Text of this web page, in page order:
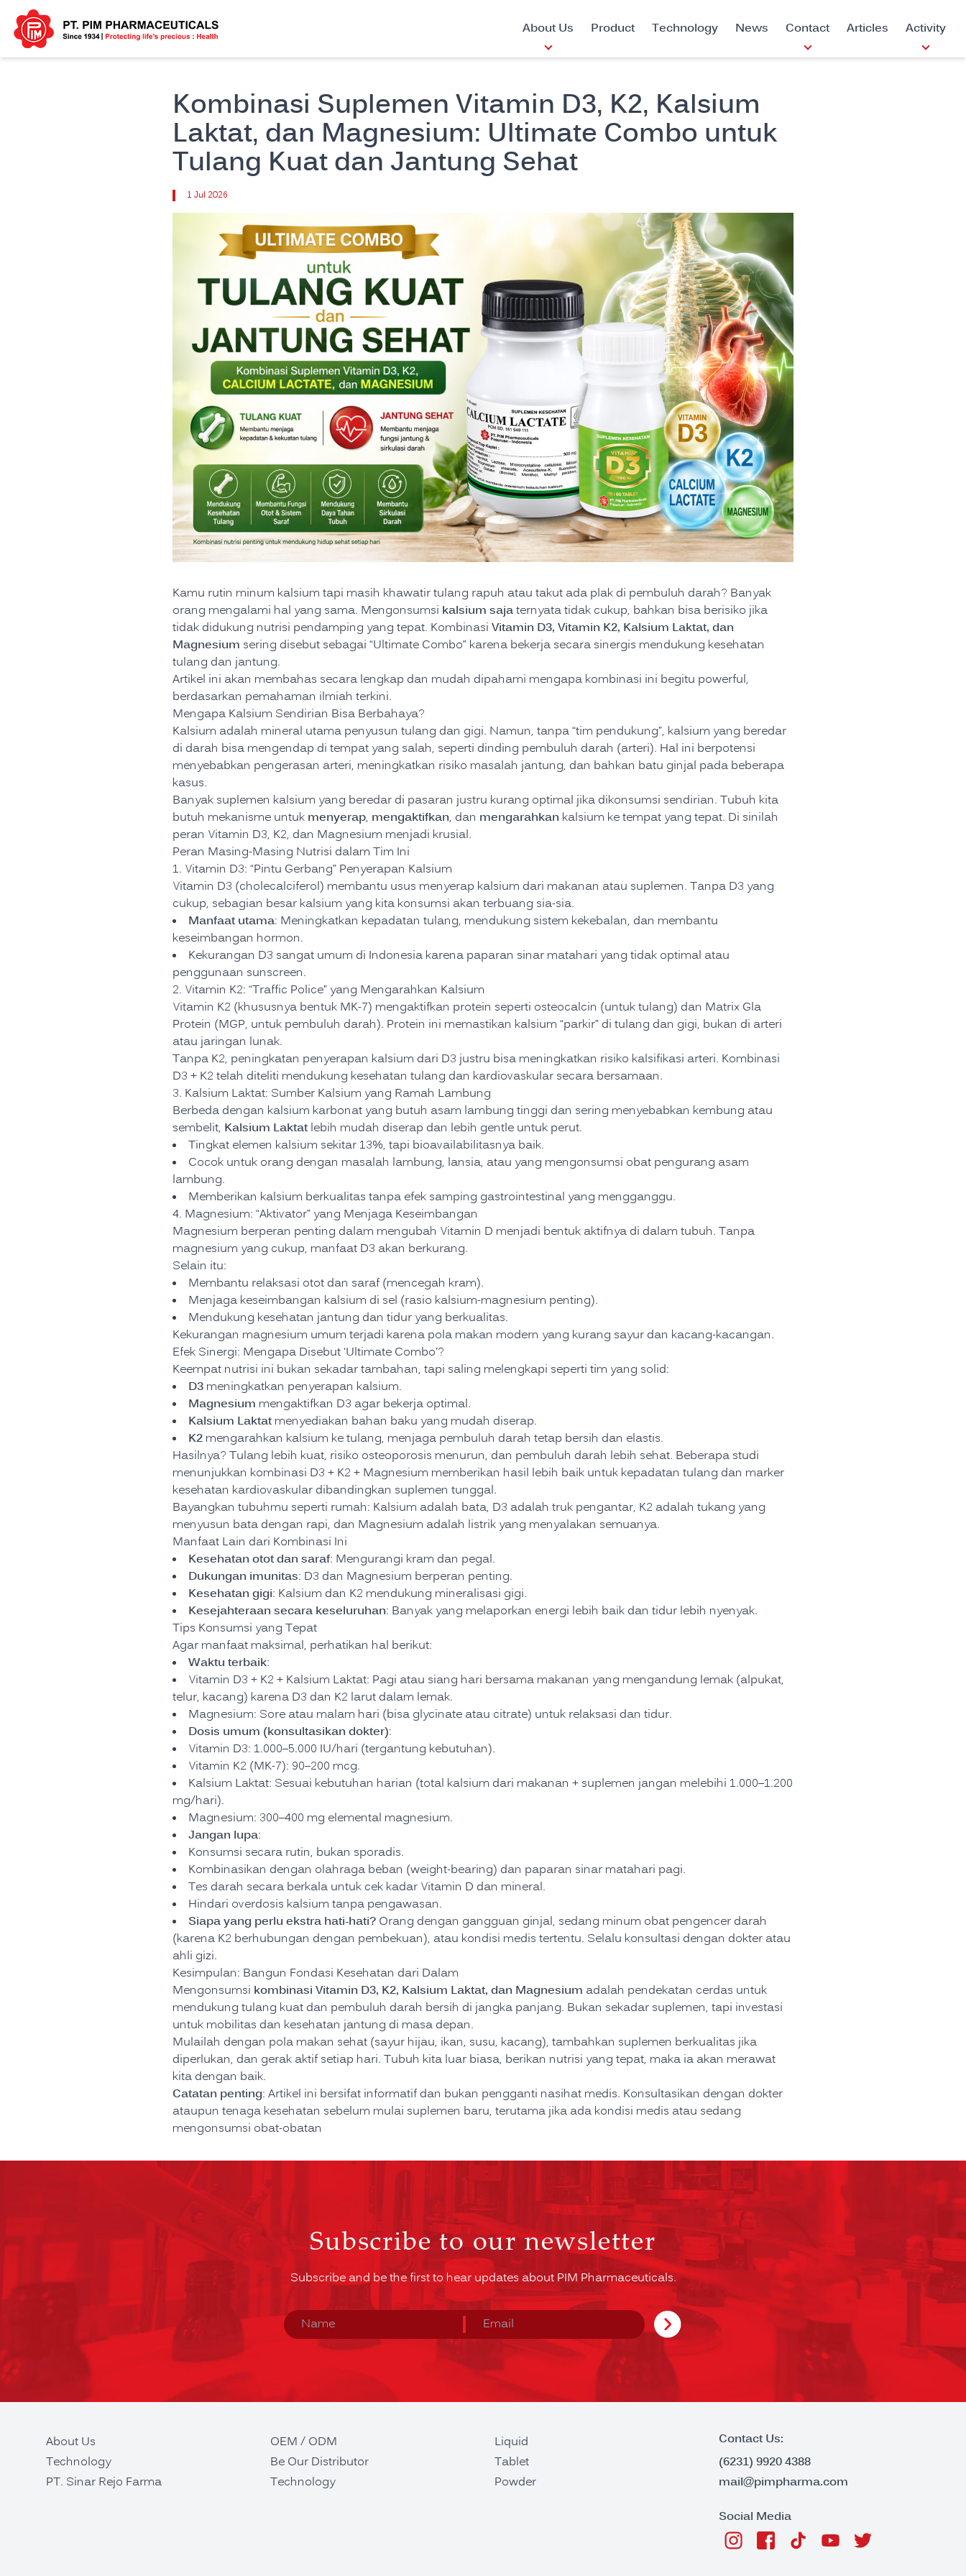
About Us Product Technology News Contact Articles Activity
Kombinasi Suplemen Vitamin D3, K2, Kalsium
Laktat, dan Magnesium: Ultimate Combo untuk
Tulang Kuat dan Jantung Sehat
1 Jul 2026
Kamu rutin minum kalsium tapi masih khawatir tulang rapuh atau takut ada plak di pembuluh darah? Banyak
orang mengalami hal yang sama. Mengonsumsi kalsium sajaternyata tidak cukup, bahkan bisa berisiko jika
tidak didukung nutrisi pendamping yang tepat. Kombinasi Vitamin D3, Vitamin K2, Kalsium Laktat, dan
Magnesium sering disebut sebagai “Ultimate Combo” karena bekerja secara sinergis mendukung kesehatan
tulang dan jantung.
Artikel ini akan membahas secara lengkap dan mudah dipahami mengapa kombinasi ini begitu powerful,
berdasarkan pemahaman ilmiah terkini.
Mengapa Kalsium Sendirian Bisa Berbahaya?
Kalsium adalah mineral utama penyusun tulang dan gigi. Namun, tanpa “tim pendukung”, kalsium yang beredar
di darah bisa mengendap di tempat yang salah, seperti dinding pembuluh darah (arteri). Hal ini berpotensi
menyebabkan pengerasan arteri, meningkatkan risiko masalah jantung, dan bahkan batu ginjal pada beberapa
kasus.
Banyak suplemen kalsium yang beredar di pasaran justru kurang optimal jika dikonsumsi sendirian. Tubuh kita
butuh mekanisme untuk menyerap, mengaktifkan, dan mengarahkan kalsium ke tempat yang tepat. Di sinilah
peran Vitamin D3, K2, dan Magnesium menjadi krusial.
Peran Masing-Masing Nutrisi dalam Tim Ini
1. Vitamin D3: “Pintu Gerbang” Penyerapan Kalsium
Vitamin D3 (cholecalciferol) membantu usus menyerap kalsium dari makanan atau suplemen. Tanpa D3 yang
cukup, sebagian besar kalsium yang kita konsumsi akan terbuang sia-sia.
Manfaat utama: Meningkatkan kepadatan tulang, mendukung sistem kekebalan, dan membantu
keseimbangan hormon.
Kekurangan D3 sangat umum di Indonesia karena paparan sinar matahari yang tidak optimal atau
penggunaan sunscreen.
2. Vitamin K2: “Traffic Police” yang Mengarahkan Kalsium
Vitamin K2 (khususnya bentuk MK-7) mengaktifkan protein seperti osteocalcin (untuk tulang) dan Matrix Gla
Protein (MGP, untuk pembuluh darah). Protein ini memastikan kalsium “parkir” di tulang dan gigi, bukan di arteri
atau jaringan lunak.
Tanpa K2, peningkatan penyerapan kalsium dari D3 justru bisa meningkatkan risiko kalsifikasi arteri. Kombinasi
D3 + K2 telah diteliti mendukung kesehatan tulang dan kardiovaskular secara bersamaan.
3. Kalsium Laktat: Sumber Kalsium yang Ramah Lambung
Berbeda dengan kalsium karbonat yang butuh asam lambung tinggi dan sering menyebabkan kembung atau
sembelit, Kalsium Laktat lebih mudah diserap dan lebih gentle untuk perut.
Tingkat elemen kalsium sekitar 13%, tapi bioavailabilitasnya baik.
Cocok untuk orang dengan masalah lambung, lansia, atau yang mengonsumsi obat pengurang asam
lambung.
Memberikan kalsium berkualitas tanpa efek samping gastrointestinal yang mengganggu.
4. Magnesium: “Aktivator” yang Menjaga Keseimbangan
Magnesium berperan penting dalam mengubah Vitamin D menjadi bentuk aktifnya di dalam tubuh. Tanpa
magnesium yang cukup, manfaat D3 akan berkurang.
Selain itu:
Membantu relaksasi otot dan saraf (mencegah kram).
Menjaga keseimbangan kalsium di sel (rasio kalsium-magnesium penting).
Mendukung kesehatan jantung dan tidur yang berkualitas.
Kekurangan magnesium umum terjadi karena pola makan modern yang kurang sayur dan kacang-kacangan.
Efek Sinergi: Mengapa Disebut ‘Ultimate Combo’?
Keempat nutrisi ini bukan sekadar tambahan, tapi saling melengkapi seperti tim yang solid:
D3 meningkatkan penyerapan kalsium.
Magnesium mengaktifkan D3 agar bekerja optimal.
Kalsium Laktat menyediakan bahan baku yang mudah diserap.
K2 mengarahkan kalsium ke tulang, menjaga pembuluh darah tetap bersih dan elastis.
Hasilnya? Tulang lebih kuat, risiko osteoporosis menurun, dan pembuluh darah lebih sehat. Beberapa studi
menunjukkan kombinasi D3 + K2 + Magnesium memberikan hasil lebih baik untuk kepadatan tulang dan marker
kesehatan kardiovaskular dibandingkan suplemen tunggal.
Bayangkan tubuhmu seperti rumah: Kalsium adalah bata, D3 adalah truk pengantar, K2 adalah tukang yang
menyusun bata dengan rapi, dan Magnesium adalah listrik yang menyalakan semuanya.
Manfaat Lain dari Kombinasi Ini
Kesehatan otot dan saraf: Mengurangi kram dan pegal.
Dukungan imunitas: D3 dan Magnesium berperan penting.
Kesehatan gigi: Kalsium dan K2 mendukung mineralisasi gigi.
Kesejahteraan secara keseluruhan: Banyak yang melaporkan energi lebih baik dan tidur lebih nyenyak.
Tips Konsumsi yang Tepat
Agar manfaat maksimal, perhatikan hal berikut:
Waktu terbaik:
Vitamin D3 + K2 + Kalsium Laktat: Pagi atau siang hari bersama makanan yang mengandung lemak (alpukat,
telur, kacang) karena D3 dan K2 larut dalam lemak.
Magnesium: Sore atau malam hari (bisa glycinate atau citrate) untuk relaksasi dan tidur.
Dosis umum (konsultasikan dokter):
Vitamin D3: 1.000–5.000 IU/hari (tergantung kebutuhan).
Vitamin K2 (MK-7): 90–200 mcg.
Kalsium Laktat: Sesuai kebutuhan harian (total kalsium dari makanan + suplemen jangan melebihi 1.000–1.200
mg/hari).
Magnesium: 300–400 mg elemental magnesium.
Jangan lupa:
Konsumsi secara rutin, bukan sporadis.
Kombinasikan dengan olahraga beban (weight-bearing) dan paparan sinar matahari pagi.
Tes darah secara berkala untuk cek kadar Vitamin D dan mineral.
Hindari overdosis kalsium tanpa pengawasan.
Siapa yang perlu ekstra hati-hati? Orang dengan gangguan ginjal, sedang minum obat pengencer darah
(karena K2 berhubungan dengan pembekuan), atau kondisi medis tertentu. Selalu konsultasi dengan dokter atau
ahli gizi.
Kesimpulan: Bangun Fondasi Kesehatan dari Dalam
Mengonsumsi kombinasi Vitamin D3, K2, Kalsium Laktat, dan Magnesium adalah pendekatan cerdas untuk
mendukung tulang kuat dan pembuluh darah bersih di jangka panjang. Bukan sekadar suplemen, tapi investasi
untuk mobilitas dan kesehatan jantung di masa depan.
Mulailah dengan pola makan sehat (sayur hijau, ikan, susu, kacang), tambahkan suplemen berkualitas jika
diperlukan, dan gerak aktif setiap hari. Tubuh kita luar biasa, berikan nutrisi yang tepat, maka ia akan merawat
kita dengan baik.
Catatan penting: Artikel ini bersifat informatif dan bukan pengganti nasihat medis. Konsultasikan dengan dokter
ataupun tenaga kesehatan sebelum mulai suplemen baru, terutama jika ada kondisi medis atau sedang
mengonsumsi obat-obatan
Subscribe to our newsletter
Subscribe and be the first to hear updates about PIM Pharmaceuticals.
About Us
Technology
PT. Sinar Rejo Farma
OEM / ODM
Be Our Distributor
Technology
Liquid
Tablet
Powder
Contact Us:
(6231) 9920 4388
mail@pimpharma.com
Social Media